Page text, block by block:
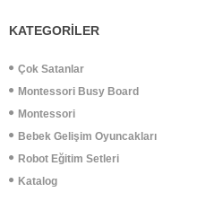
KATEGORİLER
Çok Satanlar
Montessori Busy Board
Montessori
Bebek Gelişim Oyuncakları
Robot Eğitim Setleri
Katalog